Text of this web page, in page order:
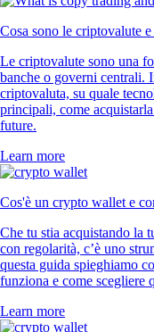
Cosa sono le criptovalute
Le criptovalute sono una
banche o governi centrali.
criptovaluta, su quale
principali, come
future.
Learn more
Cos'è un crypto wallet e
Che tu stia acquistando la
con regolarità, c’è uno
questa guida spieghiamo
funziona e come scegliere
Learn more